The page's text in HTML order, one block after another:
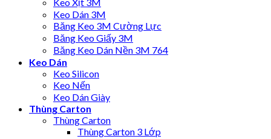
Keo Dán 3M
Băng Keo 3M Cường Lực
Băng Keo Giấy 3M
Băng Keo Dán Nền 3M 764
Keo Dán
Keo Silicon
Keo Nến
Keo Dán Giày
Thùng Carton
Thùng Carton
Thùng Carton 3 Lớp